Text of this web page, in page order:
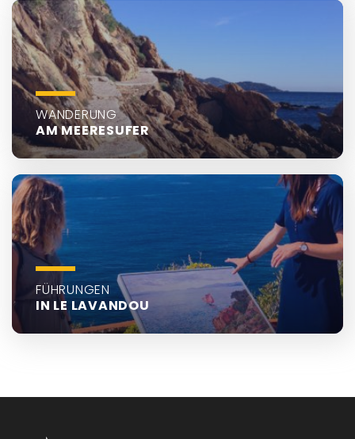
WANDERUNG
AM MEERESUFER
FÜHRUNGEN
IN LE LAVANDOU